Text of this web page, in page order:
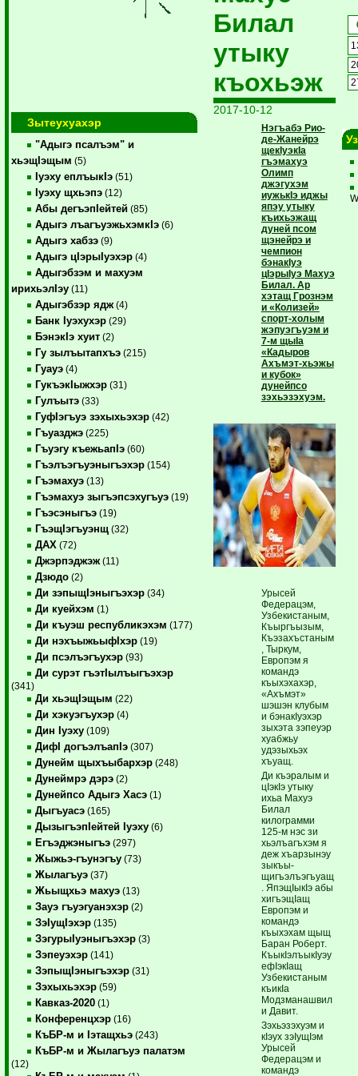
Зытеухуахэр
"Адыгэ псалъэм" и
хьэщIэщым (5)
Iуэху еплъыкIэ (51)
Iуэху щхьэпэ (12)
Абы дегъэпIейтей (85)
Адыгэ лъагъуэжьхэмкIэ (6)
Адыгэ хабзэ (9)
Адыгэ цIэрыIуэхэр (4)
Адыгэбзэм и махуэм
ирихьэлIэу (11)
Адыгэбзэр ядж (4)
Банк Iуэхухэр (29)
БэнэкIэ хуит (2)
Гу зылъытапхъэ (215)
Гуауэ (4)
ГукъэкIыжхэр (31)
Гулъытэ (33)
ГуфIэгъуэ зэхыхьэхэр (42)
Гъуазджэ (225)
Гъуэгу къежьапIэ (60)
Гъэлъэгъуэныгъэхэр (154)
Гъэмахуэ (13)
Гъэмахуэ зыгъэпсэхугъуэ (19)
Гъэсэныгъэ (19)
ГъэщIэгъуэнщ (32)
ДАХ (72)
Джэрпэджэж (11)
Дзюдо (2)
Ди зэпыщIэныгъэхэр (34)
Ди куейхэм (1)
Ди къуэш республикэхэм (177)
Ди нэхъыжьыфIхэр (19)
Ди псэлъэгъухэр (93)
Ди сурэт гъэтIылъыгъэхэр
(341)
Ди хьэщIэщым (22)
Ди хэкуэгъухэр (4)
Дин Iуэху (109)
ДифI догъэлъапIэ (307)
Дунейм щыхъыбархэр (248)
Дунеймрэ дэрэ (2)
Дунейпсо Адыгэ Хасэ (1)
Дыгъуасэ (165)
ДызыгъэпIейтей Iуэху (6)
Егъэджэныгъэ (297)
Жыжьэ-гъунэгъу (73)
Жылагъуэ (37)
Жьыщхьэ махуэ (13)
Зауэ гъуэгуанэхэр (2)
ЗэIущIэхэр (135)
ЗэгурыIуэныгъэхэр (3)
Зэпеуэхэр (141)
ЗэпыщIэныгъэхэр (31)
Зэхыхьэхэр (59)
Кавказ-2020 (1)
Конференцхэр (16)
КъБР-м и Iэтащхьэ (243)
КъБР-м и Жылагъуэ палатэм
(12)
Билал
утыку
къохьэж
2017-10-12
Нэгъабэ Рио-
де-Жанейрэ
щекIуэкIа
гъэмахуэ
Олимп
джэгухэм
иужькIэ иджы
япэу утыку
къихьэжащ
дуней псом
щэнейрэ и
чемпион
бэнакIуэ
цIэрыIуэ Махуэ
­Билал. Ар
хэтащ Грознэм
и «Колизей»
спорт-холым
жэпуэгъуэм и
7-м щыIа
«Кадыров
Ахъмэт-хьэжы
и кубок»
дунейпсо
зэхьэзэхуэм.
Урысей
Федерацэм,
Узбекистаным,
Къыргъызым,
Къэзахъстаным
, Тыркум,
Европэм я
командэ
къыхэхахэр,
«Ахъмэт»
шэшэн клубым
и бэнакIуэхэр
зыхэта зэпеуэр
­хуабжьу
удэзыхьэх
хъуащ.
Ди къэралым и
цIэкIэ утыку
ихьа Махуэ
Билал
килограмми
125-м нэс зи
хьэлъагъхэм я
деж хъарзынэу
зыкъы­
щигъэлъэгъуащ
. ЯпэщIыкIэ абы
хигъэщIащ
Европэм и
командэ
къыхэхам щыщ
Баран Роберт.
КъыкIэлъыкIуэу
ефIэкIащ
Узбекистаным
къикIа
Модзманашвил
и Давит.
Зэхьэзэхуэм и
кIэух зэIущIэм
Урысей
Федерацэм и
командэ